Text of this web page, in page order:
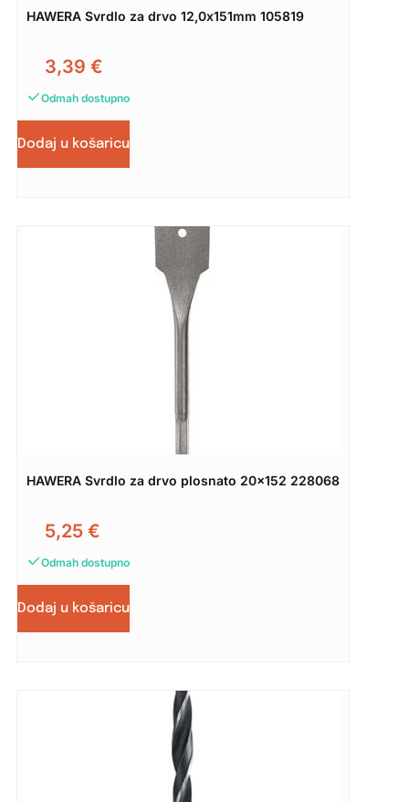
HAWERA Svrdlo za drvo 12,0x151mm 105819
3,39 €
Odmah dostupno
Dodaj u košaricu
HAWERA Svrdlo za drvo plosnato 20×152 228068
5,25 €
Odmah dostupno
Dodaj u košaricu